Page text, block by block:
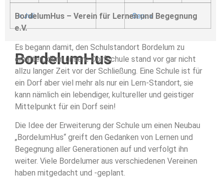
« Juli Sep. »
BordelumHus
BordelumHus – Verein für Lernen und Begegnung
e.V.
Es begann damit, den Schulstandort Bordelum zu
erhalten, denn unsere Dorfschule stand vor gar nicht
allzu langer Zeit vor der Schließung. Eine Schule ist für
ein Dorf aber viel mehr als nur ein Lern-Standort, sie
kann nämlich ein lebendiger, kultureller und geistiger
Mittelpunkt für ein Dorf sein!
Die Idee der Erweiterung der Schule um einen Neubau
„BordelumHus“ greift den Gedanken von Lernen und
Begegnung aller Generationen auf und verfolgt ihn
weiter. Viele Bordelumer aus verschiedenen Vereinen
haben mitgedacht und -geplant.